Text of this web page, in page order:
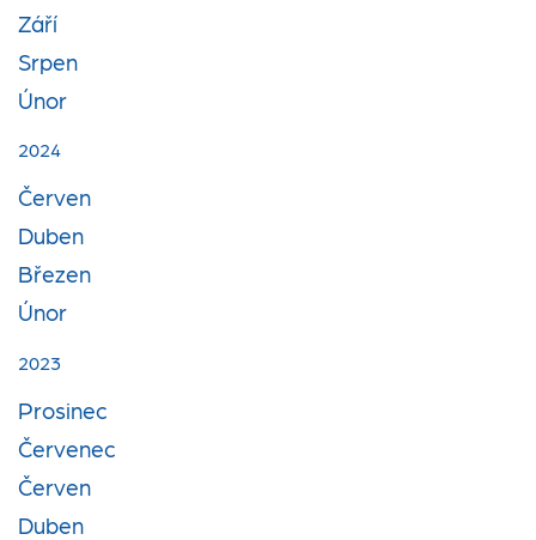
Září
Srpen
Únor
2024
Červen
Duben
Březen
Únor
2023
Prosinec
Červenec
Červen
Duben